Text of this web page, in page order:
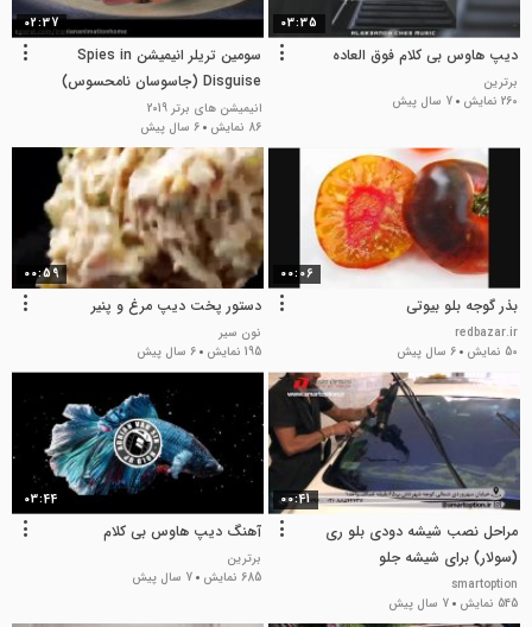
03:35
دیپ هاوس بی کلام فوق العاده
برترین
260 نمایش
7 سال پیش
02:37
سومین تریلر انیمیشن Spies in
Disguise (جاسوسان نامحسوس)
منتشر شد
انیمیشن های برتر 2019
86 نمایش
6 سال پیش
00:06
بذر گوجه بلو بیوتی
redbazar.ir
50 نمایش
6 سال پیش
00:59
دستور پخت دیپ مرغ و پنیر
نون سیر
195 نمایش
6 سال پیش
00:41
مراحل نصب شیشه دودی بلو ری
(سولار) برای شیشه جلو
smartoption
545 نمایش
7 سال پیش
03:44
آهنگ دیپ هاوس بی کلام
برترین
685 نمایش
7 سال پیش